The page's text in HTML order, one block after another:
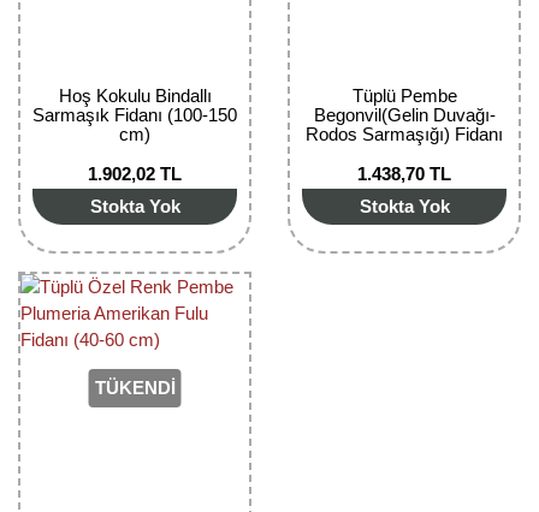
Hoş Kokulu Bindallı
Sarmaşık Fidanı (100-150
cm)
1.902,02 TL
Stokta Yok
Tüplü Pembe
Begonvil(Gelin Duvağı-
Rodos Sarmaşığı) Fidanı
1.438,70 TL
Stokta Yok
TÜKENDİ